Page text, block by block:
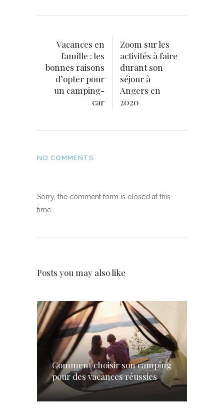
Vacances en
famille : les
bonnes raisons
d’opter pour
un camping-
car
Zoom sur les
activités à faire
durant son
séjour à
Angers en
2020
NO COMMENTS
Sorry, the comment form is closed at this
time.
Posts you may also like
Comment choisir son camping
pour des vacances réussies